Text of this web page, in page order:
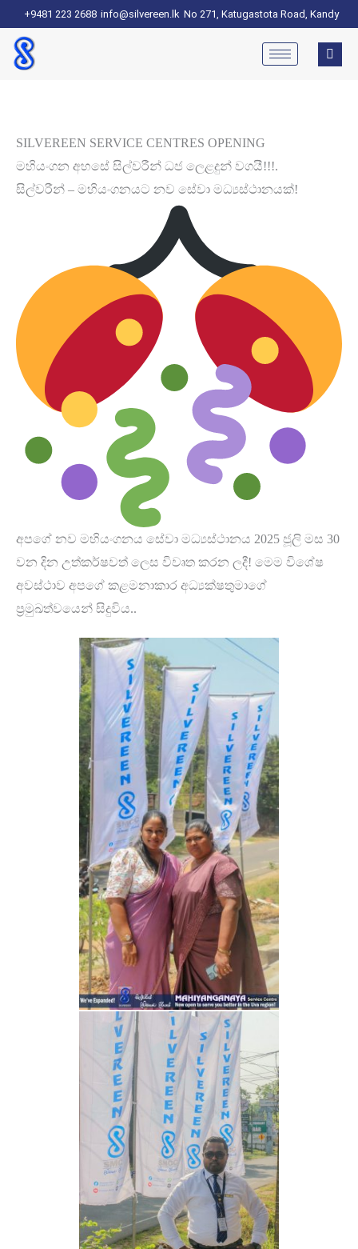
+9481 223 2688 info@silvereen.lk No 271, Katugastota Road, Kandy
SILVEREEN SERVICE CENTRES OPENING
මහියංගන අහසේ සිල්වරීන් ධජ ලෙළදුන් වගයී!!!.
සිල්වරීන් – මහියංගනයට නව සේවා මධ්‍යස්ථානයක්!
අපගේ නව මහියංගනය සේවා මධ්‍යස්ථානය 2025 ජූලි මස 30
වන දින උත්කර්ෂවත් ලෙස විවෘත කරන ලදී! මෙම විශේෂ
අවස්ථාව අපගේ කළමනාකාර අධ්‍යක්ෂතුමාගේ
ප්‍රමුඛත්වයෙන් සිදුවිය..